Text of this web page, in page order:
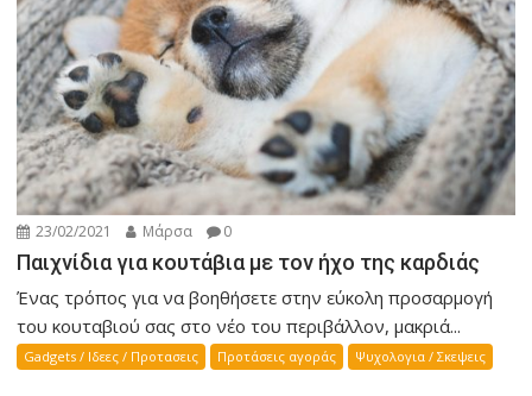
23/02/2021 Μάρσα 0
Παιχνίδια για κουτάβια με τον ήχο της καρδιάς
Ένας τρόπος για να βοηθήσετε στην εύκολη προσαρμογή
του κουταβιού σας στο νέο του περιβάλλον, μακριά...
Gadgets / Ιδεες / Προτασεις Προτάσεις αγοράς Ψυχολογια / Σκεψεις